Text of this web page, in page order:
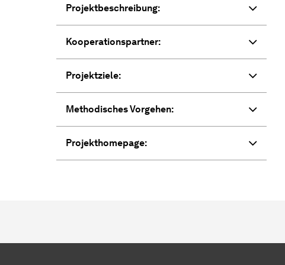
Projektbeschreibung:
Kooperationspartner:
Projektziele:
Methodisches Vorgehen:
Projekthomepage: